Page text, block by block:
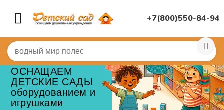
+7(800)550-84-94
ОСНАЩАЕМ
ДЕТСКИЕ САДЫ
оборудованием и
игрушками